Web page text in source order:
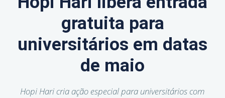
gratuita para
universitários em datas
de maio
Hopi Hari cria ação especial para universitários com